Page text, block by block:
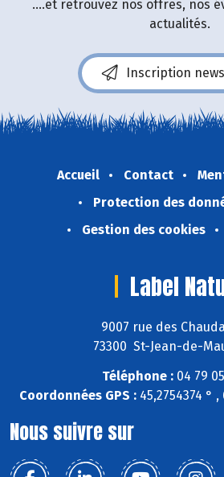
....et retrouvez nos offres, nos
actualités.
Inscription
Accueil Contact
Protection des
Gestion des cookies
Label
9007 rue des
73300 St-Jean-de-
Téléphone : 04 79
Coordonnées GPS :45,2754374 ° ,
Nous suivre sur